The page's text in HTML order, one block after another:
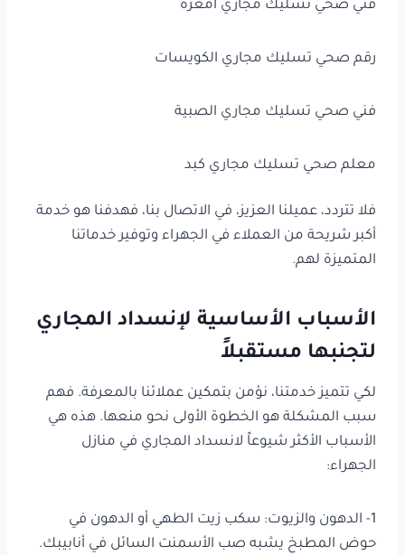
فني صحي تسليك مجاري امغرة
رقم صحي تسليك مجاري الكويسات
فني صحي تسليك مجاري الصبية
معلم صحي تسليك مجاري كبد
فلا تتردد، عميلنا العزيز، في الاتصال بنا، فهدفنا هو خدمة
أكبر شريحة من العملاء في الجهراء وتوفير خدماتنا
المتميزة لهم.
الأسباب الأساسية لإنسداد المجاري
لتجنبها مستقبلاً
لكي تتميز خدمتنا، نؤمن بتمكين عملائنا بالمعرفة. فهم
سبب المشكلة هو الخطوة الأولى نحو منعها. هذه هي
الأسباب الأكثر شيوعاً لانسداد المجاري في منازل
الجهراء:
1- الدهون والزيوت: سكب زيت الطهي أو الدهون في
حوض المطبخ يشبه صب الأسمنت السائل في أنابيبك.